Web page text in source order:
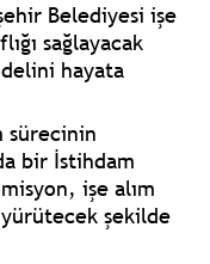
Belediyesi işe
sağlayacak
hayata
sürecinin
bir İstihdam
işe alım
şekilde